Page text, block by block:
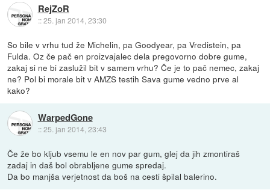
RejZoR
::25. jan 2014, 23:30
So bile v vrhu tud že Michelin, pa Goodyear, pa Vredistein, pa
Fulda. Oz če pač en proizvajalec dela pregovorno dobre gume,
zakaj si ne bi zaslužil bit v samem vrhu? Če je to pač nemec, zakaj
ne? Pol bi morale bit v AMZS testih Sava gume vedno prve al
kako?
WarpedGone
::25. jan 2014, 23:43
Če že bo kljub vsemu le en nov par gum, glej da jih zmontiraš
zadaj in daš bol obrabljene gume spredaj.
Da bo manjša verjetnost da boš na cesti špilal balerino.